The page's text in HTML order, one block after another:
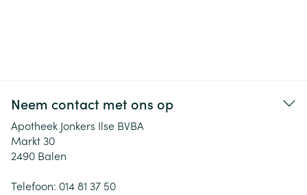
Neem contact met ons op
Apotheek Jonkers Ilse BVBA
Markt 30
2490 Balen
Telefoon: 014 81 37 50